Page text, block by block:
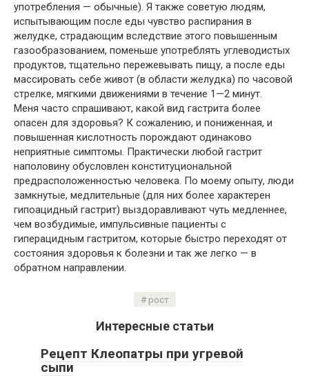
употребления — обычные). Я также советую людям,
испытывающим после еды чувство распирания в
желудке, страдающим вследствие этого повышенным
газообразованием, поменьше употреблять углеводистых
продуктов, тщательно пережевывать пищу, а после еды
массировать себе живот (в области желудка) по часовой
стрелке, мягкими движениями в течение 1—2 минут.
Меня часто спрашивают, какой вид гастрита более
опасен для здоровья? К сожалению, и пониженная, и
повышенная кислотность порождают одинаково
неприятные симптомы. Практически любой гастрит
наполовину обусловлен конституциональной
предрасположенностью человека. По моему опыту, люди
замкнутые, медлительные (для них более характерен
гипоацидный гастрит) выздоравливают чуть медленнее,
чем возбудимые, импульсивные пациенты с
гиперацидным гастритом, которые быстро переходят от
состояния здоровья к болезни и так же легко — в
обратном направлении.
рост
Интересные статьи
Рецепт Клеопатры при угревой
сыпи